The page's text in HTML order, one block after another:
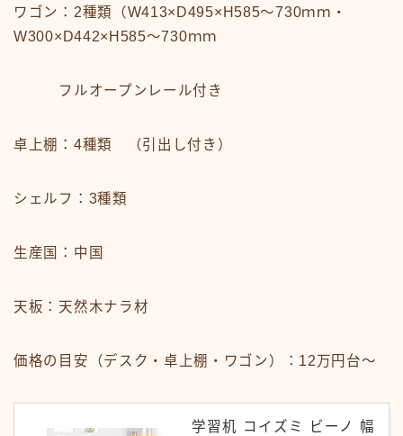
ワゴン：2種類（W413×D495×H585～730ｍｍ・
W300×D442×H585～730ｍｍ
フルオープンレール付き
卓上棚：4種類 （引出し付き）
シェルフ：3種類
生産国：中国
天板：天然木ナラ材
価格の目安（デスク・卓上棚・ワゴン）：12万円台～
学習机 コイズミ ビーノ 幅